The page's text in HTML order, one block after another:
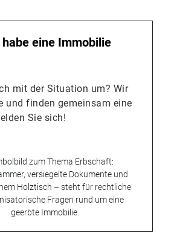
eine Immobilie
mit der Situation um? Wir
und finden gemeinsam eine
Sie sich!